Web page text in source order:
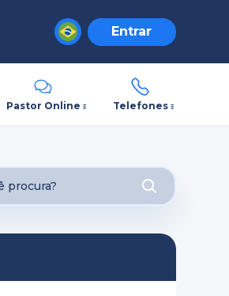
Entrar
Pastor Online Telefones